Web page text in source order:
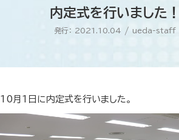
内定式を行いました！
発行： 2021.10.04 / ueda-staff
10月1日に内定式を行いました。